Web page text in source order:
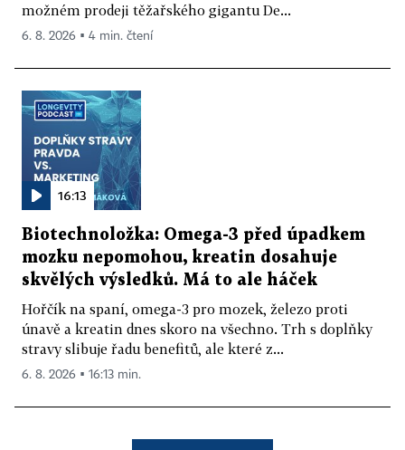
možném prodeji těžařského gigantu De...
6. 8. 2026 ▪ 4 min. čtení
16:13
Biotechnoložka: Omega-3 před úpadkem
mozku nepomohou, kreatin dosahuje
skvělých výsledků. Má to ale háček
Hořčík na spaní, omega-3 pro mozek, železo proti
únavě a kreatin dnes skoro na všechno. Trh s doplňky
stravy slibuje řadu benefitů, ale které z...
6. 8. 2026 ▪ 16:13 min.